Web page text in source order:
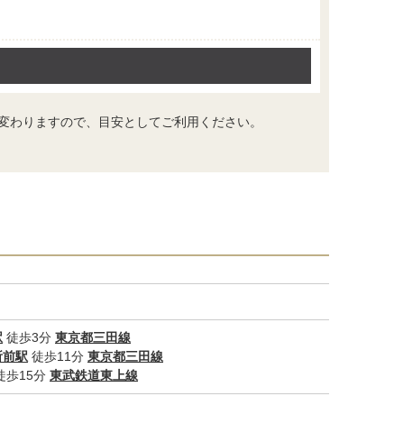
りますので、目安としてご利用ください。
徒歩3分 東京都三田線
駅 徒歩11分 東京都三田線
歩15分 東武鉄道東上線